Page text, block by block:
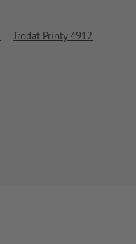
Trodat Printy 4912